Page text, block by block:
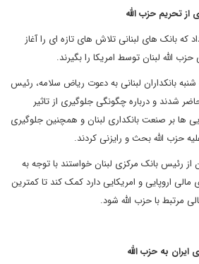
از تحریم حزب الله
که بانک های لبنانی تلاش های تازه ای را آغاز
الله لبنان توسط امریکا را بگیرند.
بانکداران لبنانی به دعوت ریاض سلامه، رئیس
شدند و درباره چگونگی جلوگیری از تاثیر
ها بر صنعت بانکداری لبنان و همچنین جلوگیری
حزب الله بحث و رایزنی کردند.
از رئیس بانک مرکزی لبنان خواستند با توجه به
مالی اروپایی و امریکایی دارد کمک کند تا کمترین
مرتبط با حزب الله شود.